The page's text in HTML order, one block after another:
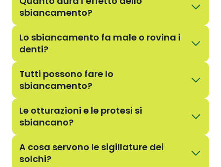
sbiancamento?
Lo sbiancamento fa male o rovina i
denti?
Tutti possono fare lo
sbiancamento?
Le otturazioni e le protesi si
sbiancano?
A cosa servono le sigillature dei
solchi?